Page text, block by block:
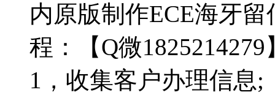
内原版制作ECE海牙
程：【Q微1825214279
1，收集客户办理信息;